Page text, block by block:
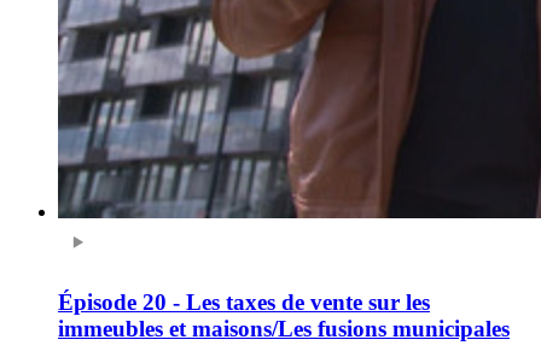
Épisode 20 - Les taxes de vente sur les
immeubles et maisons/Les fusions municipales